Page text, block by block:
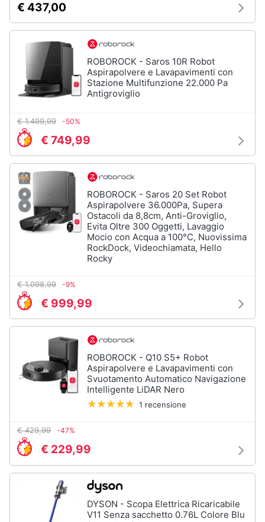
Brico
e
Giardinaggio
Salute
e
Beauty
Giocattoli
Prima
infanzia
Abbigliamento
Sport
Animali
Libri,
cd
dvd
Festività
Lavastoviglie
Lavastoviglie
Incasso
Lavastoviglie
Whirlpool
Lavastoviglie
libera
installazione
Vedi
tutti
cottura
Cappe
Forni
a
microonde
Elettrico
Cappa
Vedi
tutti
Elettrodomestici
€ 437,00
ROBOROCK - Saros 10R Robot
Aspirapolvere e Lavapavimenti con
Stazione Multifunzione 22.000 Pa
Antigroviglio
€ 1.499,99 -50%
€ 749,99
ROBOROCK - Saros 20 Set Robot
Aspirapolvere 36.000Pa, Supera
Ostacoli da 8,8cm, Anti-Groviglio,
Evita Oltre 300 Oggetti, Lavaggio
Mocio con Acqua a 100°C, Nuovissima
RockDock, Videochiamata, Hello
Rocky
€ 1.098,99 -9%
€ 999,99
ROBOROCK - Q10 S5+ Robot
Aspirapolvere e Lavapavimenti con
Svuotamento Automatico Navigazione
Intelligente LiDAR Nero
1 recensione
€ 429,99 -47%
€ 229,99
DYSON - Scopa Elettrica Ricaricabile
V11 Senza sacchetto 0.76L Colore Blu